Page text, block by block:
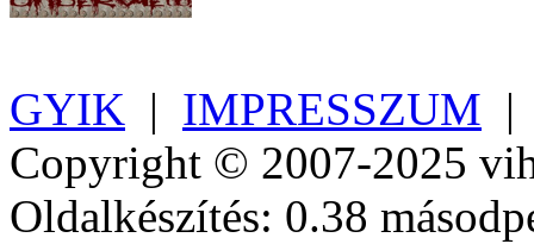
GYIK | IMPRESSZUM
Copyright © 2007-2025
Oldalkészítés: 0.38